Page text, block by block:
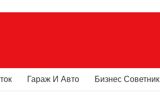
Гараж И Авто Бизнес Советник